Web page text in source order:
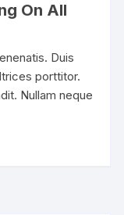
On All
Duis
porttitor.
Nullam neque